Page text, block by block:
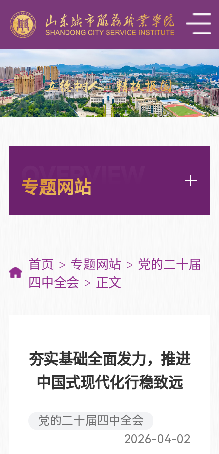
OVERVIEW
专题网站
首页 专题网站
党的二十届
四中全会
正文
夯实基础全面发力，推进
中国式现代化行稳致远
党的二十届四中全会
2026-04-02